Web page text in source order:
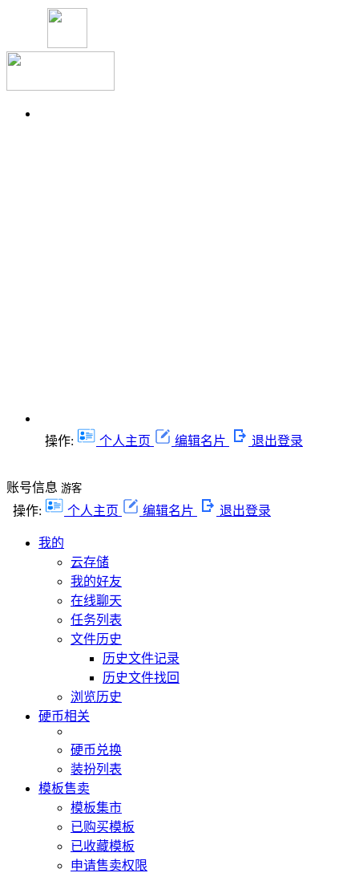
操作: 个人主页 编辑名片 退出登录
账号信息 游客
操作: 个人主页 编辑名片 退出登录
我的
云存储
我的好友
在线聊天
任务列表
文件历史
历史文件记录
历史文件找回
浏览历史
硬币相关
硬币兑换
装扮列表
模板售卖
模板集市
已购买模板
已收藏模板
申请售卖权限